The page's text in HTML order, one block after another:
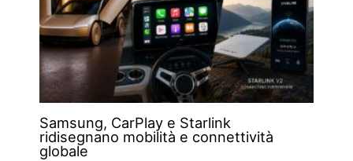
Samsung, CarPlay e Starlink
ridisegnano mobilità e connettività
globale